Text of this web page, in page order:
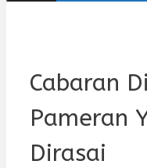
Cabaran
Pameran
Dirasai